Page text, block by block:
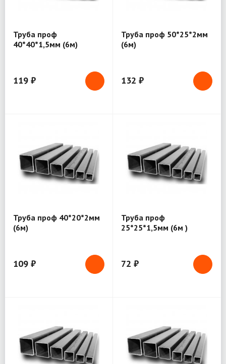
Труба проф
40*40*1,5мм (6м)
119 ₽
Труба проф 50*25*2мм
(6м)
132 ₽
Труба проф 40*20*2мм
(6м)
109 ₽
Труба проф
25*25*1,5мм (6м )
72 ₽